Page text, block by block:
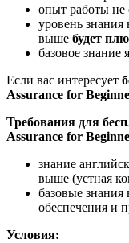
опыт работы не
уровень знания
выше будет
базовое знание
Если вас интересует
Assurance for
Требования для
Assurance for
знание
выше (устная
базовые знания
обеспечения и
Условия: